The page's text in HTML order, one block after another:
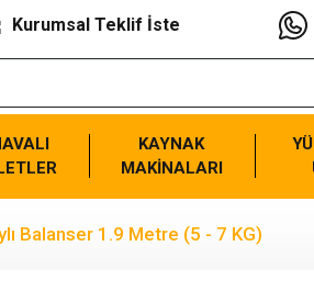
Kurumsal Teklif İste
KAYNAK
MAKİNALARI
Balanser 1.9 Metre (5 - 7 KG)